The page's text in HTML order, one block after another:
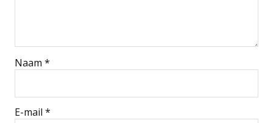
Naam *
E-mail *